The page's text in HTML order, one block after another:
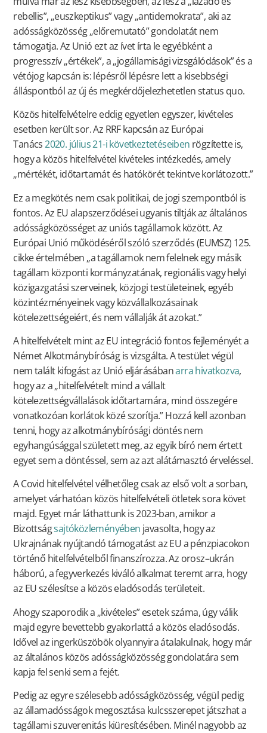
rebellis”, „euszkeptikus” vagy „antidemokrata”, aki az
adósságközösség „előremutató” gondolatát nem
támogatja. Az Unió ezt az ívet írta le egyébként a
progresszív „értékek”, a „jogállamisági vizsgálódások” és a
vétójog kapcsán is: lépésről lépésre lett a kisebbségi
álláspontból az új és megkérdőjelezhetetlen status quo.
Közös hitelfelvételre eddig egyetlen egyszer, kivételes
esetben került sor. Az RRF kapcsán az Európai
Tanács2020. július 21-i következtetéseiben rögzítette is,
hogy a közös hitelfelvétel kivételes intézkedés, amely
„mértékét, időtartamát és hatókörét tekintve korlátozott.”
Ez a megkötés nem csak politikai, de jogi szempontból is
fontos. Az EU alapszerződései ugyanis tiltják az általános
adósságközösséget az uniós tagállamok között. Az
Európai Unió működéséről szóló szerződés (EUMSZ) 125.
cikke értelmében „a tagállamok nem felelnek egy másik
tagállam központi kormányzatának, regionális vagy helyi
közigazgatási szerveinek, közjogi testületeinek, egyéb
közintézményeinek vagy közvállalkozásainak
kötelezettségeiért, és nem vállalják át azokat.”
A hitelfelvételt mint az EU integráció fontos fejleményét a
Német Alkotmánybíróság is vizsgálta. A testület végül
nem talált kifogást az Unió eljárásábanarra hivatkozva,
hogy az a „hitelfelvételt mind a vállalt
kötelezettségvállalások időtartamára, mind összegére
vonatkozóan korlátok közé szorítja.” Hozzá kell azonban
tenni, hogy az alkotmánybírósági döntés nem
egyhangúsággal született meg, az egyik bíró nem értett
egyet sem a döntéssel, sem az azt alátámasztó érveléssel.
A Covid hitelfelvétel vélhetőleg csak az első volt a sorban,
amelyet várhatóan közös hitelfelvételi ötletek sora követ
majd. Egyet már láthattunk is 2023-ban, amikor a
Bizottságsajtóközleményében javasolta, hogy az
Ukrajnának nyújtandó támogatást az EU a pénzpiacokon
történő hitelfelvételből finanszírozza. Az orosz–ukrán
háború, a fegyverkezés kiváló alkalmat teremt arra, hogy
az EU szélesítse a közös eladósodás területeit.
Ahogy szaporodik a „kivételes” esetek száma, úgy válik
majd egyre bevettebb gyakorlattá a közös eladósodás.
Idővel az ingerküszöbök olyannyira átalakulnak, hogy már
az általános közös adósságközösség gondolatára sem
kapja fel senki sem a fejét.
Pedig az egyre szélesebb adósságközösség, végül pedig
az államadósságok megosztása kulcsszerepet játszhat a
tagállami szuverenitás kiüresítésében. Minél nagyobb az